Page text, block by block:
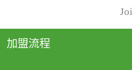
内空间都有整体消毒的需
要。因为空间内人流携带
的、空气...
加盟流程